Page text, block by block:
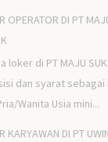
OPERATOR DI PT
loker di PT MAJU
dan syarat sebagai
Wanita Usia mini...
KARYAWAN DI PT